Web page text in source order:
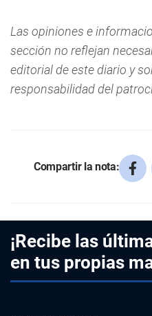
Las opiniones e
sección no reflejan
editorial de este diario y
responsabilidad del
Compartir la nota:
¡Recibe las
en tus propias